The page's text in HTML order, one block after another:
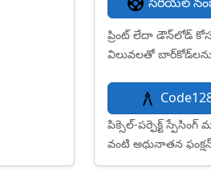
ప్రింట్ లేదా డౌన్‌లోడ్
విలువలతో
పిక్సెల్-పర్ఫెక్ట్
వంటి అధునాతన